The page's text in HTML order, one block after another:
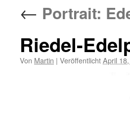
← Portrait:
Riedel-
Von Martin | VeröffentlichtApril